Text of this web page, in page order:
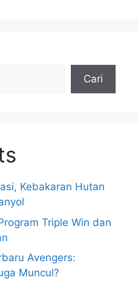
Cari
Kebakaran Hutan
Triple Win dan
Avengers:
Muncul?